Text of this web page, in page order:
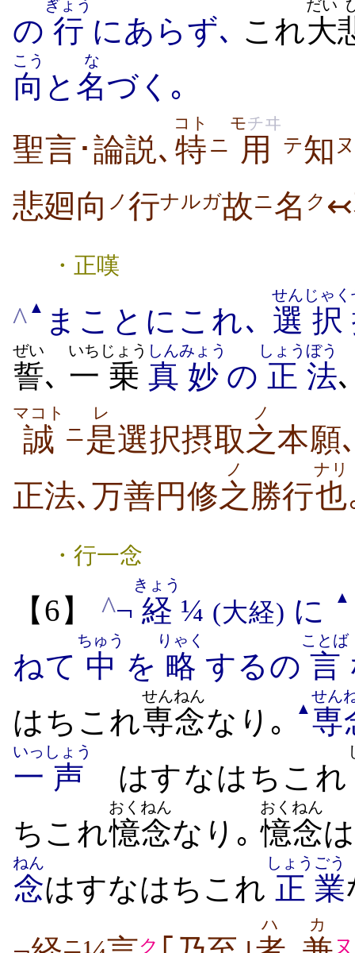
の 行
ぎょう
にあらず､ これ大
だい
向
こう
と 名
な
づく｡
聖言･論説､ 特
コト
ニ 用
モチヰ
テ知 ヌ
悲廻向 ノ 行ナルガ故ニ名 ク ↢
・正嘆
^ ▲ まことにこれ､ 選
せん
択
じゃく
誓
ぜい
､ 一
いち
乗
じょう
真
しん
妙
みょう
の 正
しょう
法
ぼう
誠
マコト
ニ是
レ
選択摂取 之
ノ
本願
正法､万善円修之
ノ
勝行也
ナリ
・行一念
【6】 ^¬ 経
きょう
¼ (大経) に ▲
ねて 中
ちゅう
を 略
りゃく
するの 言
ことば
はちこれ専念
せんねん
なり｡ ▲ 専
せん
一
いっ
声
しょう
はすなはちこれ
ちこれ憶念
おくねん
なり｡ 憶念
おくねん
念
ねん
はすなはちこれ 正
しょう
業
ごう
ニ ク
ハ カ